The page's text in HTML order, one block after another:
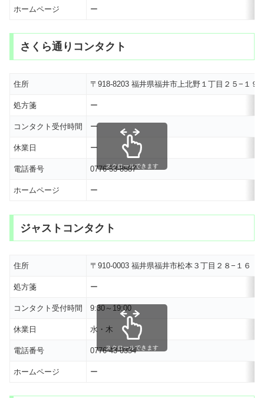
ホームページ ー
さくら通りコンタクト
住所 〒918-8203 福井県福井市上北野１丁目２５−１
処方箋 ー
コンタクト受付時間 ー
休業日 ー
電話番号 0776-53-8587
ホームページ ー
スクロールできます
ジャストコンタクト
住所 〒910-0003 福井県福井市松本３丁目２８−１６
処方箋 ー
コンタクト受付時間 9:30～19:00
休業日 水・木
電話番号 0776-43-0334
ホームページ ー
スクロールできます